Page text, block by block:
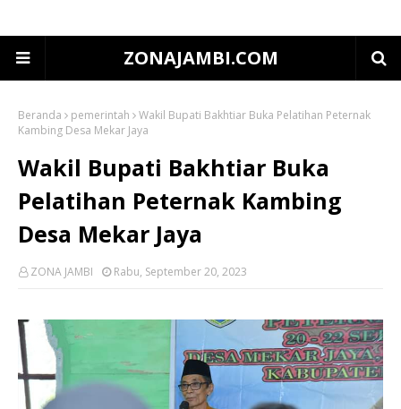
ZONAJAMBI.COM
Beranda pemerintah
Wakil Bupati Bakhtiar Buka Pelatihan Peternak
Kambing Desa Mekar Jaya
Wakil Bupati Bakhtiar Buka
Pelatihan Peternak Kambing
Desa Mekar Jaya
ZONA JAMBI Rabu, September 20, 2023